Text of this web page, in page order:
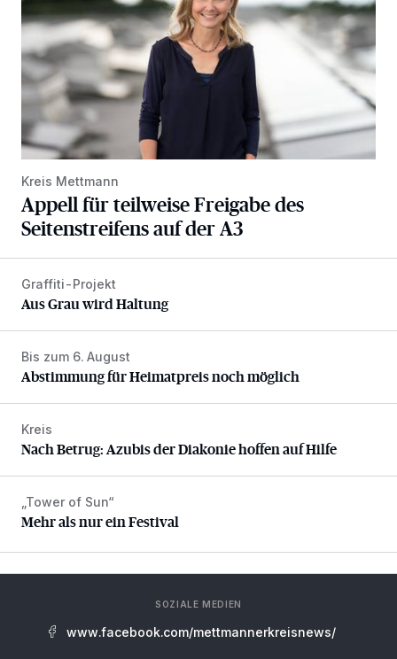
Kreis Mettmann
Appell für teilweise Freigabe des
Seitenstreifens auf der A3
Aus Grau wird Haltung
Graffiti-Projekt
Aus Grau wird Haltung
Abstimmung für Heimatpreis noch möglich
Bis zum 6. August
Abstimmung für Heimatpreis noch möglich
Nach Betrug: Azubis der Diakonie hoffen auf Hilfe
Kreis
Nach Betrug: Azubis der Diakonie hoffen auf Hilfe
Mehr als nur ein Festival
„Tower of Sun“
Mehr als nur ein Festival
SOZIALE MEDIEN
www.facebook.com/mettmannerkreisnews/